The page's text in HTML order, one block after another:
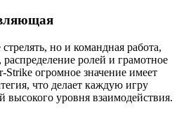
но и командная работа,
ролей и грамотное
огромное значение имеет
что делает каждую игру
уровня взаимодействия.